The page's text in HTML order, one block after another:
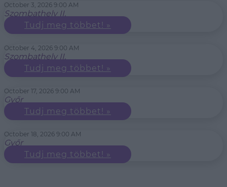
October 3, 2026 9:00 AM
Szombathely II.
Tudj meg többet! »
October 4, 2026 9:00 AM
Szombathely II.
Tudj meg többet! »
October 17, 2026 9:00 AM
Győr
Tudj meg többet! »
October 18, 2026 9:00 AM
Győr
Tudj meg többet! »